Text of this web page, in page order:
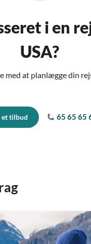
i en
USA?
med at planlægge din
et tilbud 65 65 65